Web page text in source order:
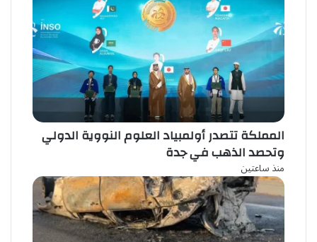
المملكة تتصدر أولمبياد العلوم النووية الدولي
وتحصد الذهب في جدة
منذ ساعتين